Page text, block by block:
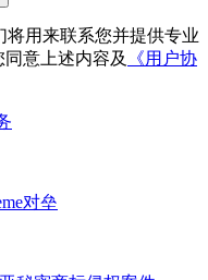
用来联系您并提供专业
意上述内容及
《用户协
对垒